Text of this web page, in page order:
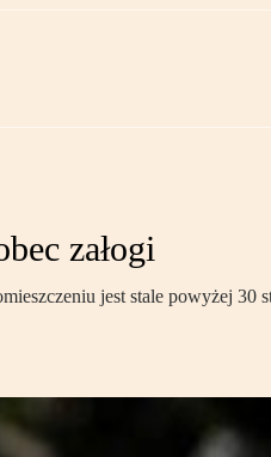
załogi
jest stale powyżej 30